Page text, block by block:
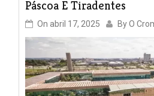
Páscoa E Tiradentes
On abril 17, 2025 ByO